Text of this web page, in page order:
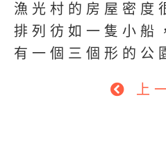
漁光村的房屋密度
排列彷如一隻小船
有一個三個形的公
上